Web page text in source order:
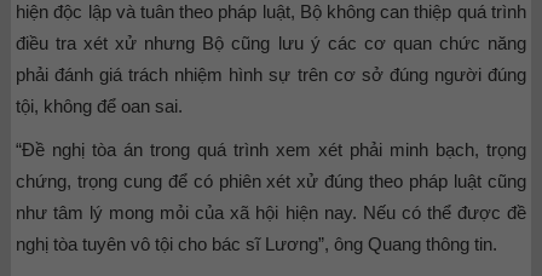
hiện độc lập và tuân theo pháp luật, Bộ không can thiệp quá trình
điều tra xét xử nhưng Bộ cũng lưu ý các cơ quan chức năng
phải đánh giá trách nhiệm hình sự trên cơ sở đúng người đúng
tội, không để oan sai.
“Đề nghị tòa án trong quá trình xem xét phải minh bạch, trọng
chứng, trọng cung để có phiên xét xử đúng theo pháp luật cũng
như tâm lý mong mỏi của xã hội hiện nay. Nếu có thể được đề
nghị tòa tuyên vô tội cho bác sĩ Lương”, ông Quang thông tin.